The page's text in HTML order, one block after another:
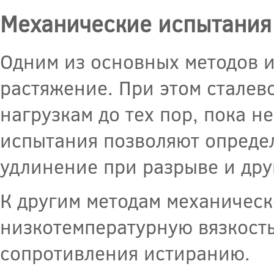
Механические испытания
Одним из основных методов
растяжение. При этом
нагрузкам до тех пор, пока
испытания позволяют
удлинение при разрыве и
К другим методам
низкотемпературную
сопротивления истиранию.